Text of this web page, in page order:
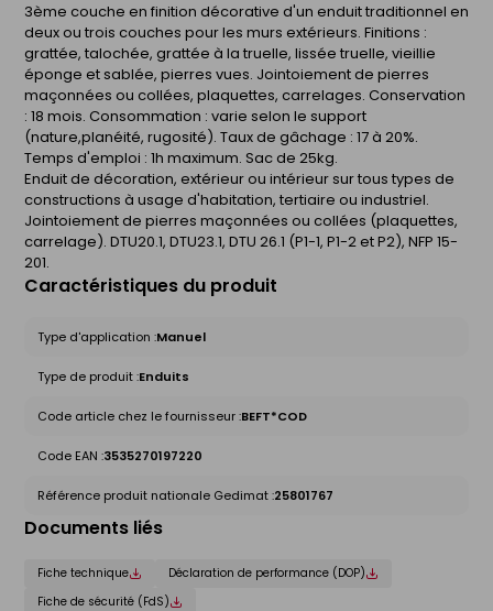
3ème couche en finition décorative d'un enduit traditionnel en
deux ou trois couches pour les murs extérieurs. Finitions :
grattée, talochée, grattée à la truelle, lissée truelle, vieillie
éponge et sablée, pierres vues. Jointoiement de pierres
maçonnées ou collées, plaquettes, carrelages. Conservation
: 18 mois. Consommation : varie selon le support
(nature,planéité, rugosité). Taux de gâchage : 17 à 20%.
Temps d'emploi : 1h maximum. Sac de 25kg.
Enduit de décoration, extérieur ou intérieur sur tous types de
constructions à usage d'habitation, tertiaire ou industriel.
Jointoiement de pierres maçonnées ou collées (plaquettes,
carrelage). DTU20.1, DTU23.1, DTU 26.1 (P1-1, P1-2 et P2), NFP 15-
201.
Caractéristiques du produit
Type d'application :Manuel
Type de produit :Enduits
Code article chez le fournisseur :BEFT*COD
Code EAN :3535270197220
Référence produit nationale Gedimat :25801767
Documents liés
Fiche technique
Déclaration de performance (DOP)
Fiche de sécurité (FdS)